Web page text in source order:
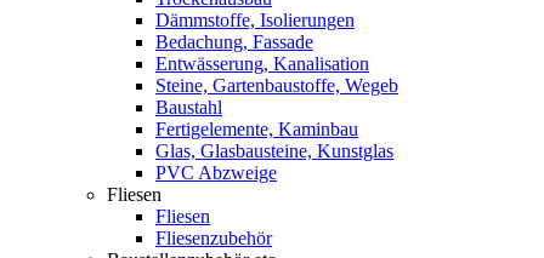
Dämmstoffe, Isolierungen
Bedachung, Fassade
Entwässerung, Kanalisation
Steine, Gartenbaustoffe, Wegeb
Baustahl
Fertigelemente, Kaminbau
Glas, Glasbausteine, Kunstglas
PVC Abzweige
Fliesen
Fliesen
Fliesenzubehör